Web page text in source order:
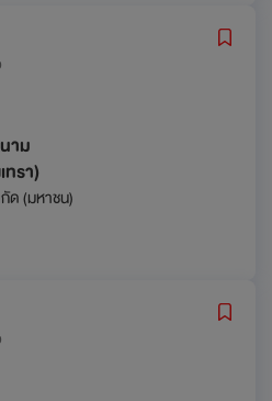
าม
ทรา)
ด (มหาชน)